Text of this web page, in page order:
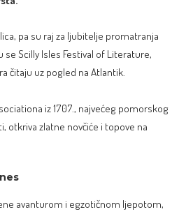
pa su raj za ljubitelje promatranja
se Scilly Isles Festival of Literature,
čitaju uz pogled na Atlantik.
iz 1707., najvećeg pomorskog
otkriva zlatne novčiće i topove na
avanturom i egzotičnom ljepotom,